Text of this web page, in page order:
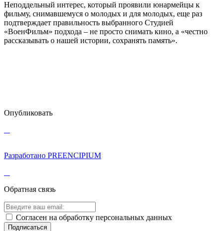
Неподдельный интерес, который проявили юнармейцы к
фильму, снимавшемуся о молодых и для молодых, еще раз
подтверждает правильность выбранного Студией
«ВоенФильм» подхода – не просто снимать кино, а «честно
рассказывать о нашей истории, сохранять память».
Опубликовать
Разработано PREENCIPIUM
Обратная связь
Cогласен на обработку персональных данных
Подписаться